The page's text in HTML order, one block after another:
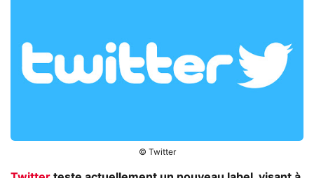
© Twitter